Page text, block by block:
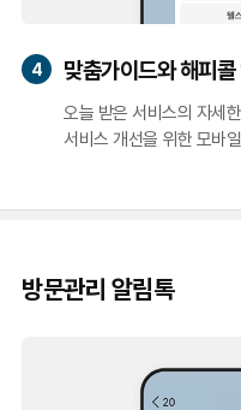
4 맞춤가이드와 해피콜
오늘 받은 서비스의 자세
서비스 개선을 위한 모바
방문관리 알림톡